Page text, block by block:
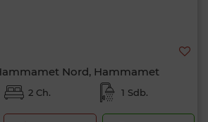
Nord, Hammamet
2 Ch. 1 Sdb.